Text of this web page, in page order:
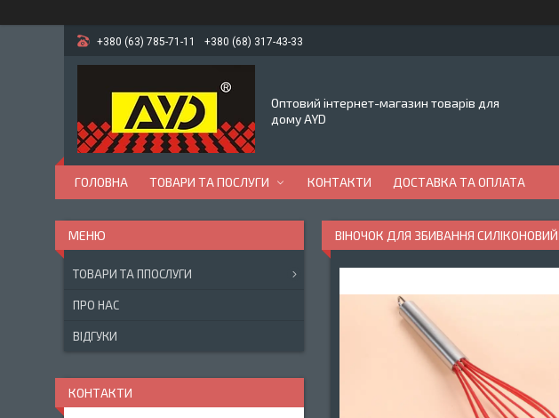
+380 (63) 785-71-11 +380 (68) 317-43-33
Оптовий інтернет-магазин товарів для
дому AYD
ГОЛОВНА ТОВАРИ ТА ПОСЛУГИ КОНТАКТИ ДОСТАВКА ТА ОПЛАТА
ВІНОЧОК ДЛЯ ЗБИВАННЯ СИЛІКОНОВИЙ
ТОВАРИ ТА ППОСЛУГИ
ПРО НАС
ВІДГУКИ
КОНТАКТИ